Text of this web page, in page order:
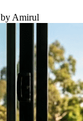
by Amirul